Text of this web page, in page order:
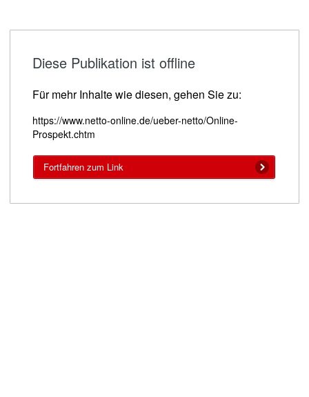
Diese Publikation ist offline
Für mehr Inhalte wie diesen, gehen Sie zu:
https://www.netto-online.de/ueber-netto/Online-
Prospekt.chtm
Fortfahren zum Link